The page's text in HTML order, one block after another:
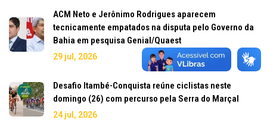
ACM Neto e Jerônimo Rodrigues aparecem
tecnicamente empatados na disputa pelo Governo da
Bahia em pesquisa Genial/Quaest
29 jul, 2026
Desafio Itambé-Conquista reúne ciclistas neste
domingo (26) com percurso pela Serra do Marçal
24 jul, 2026